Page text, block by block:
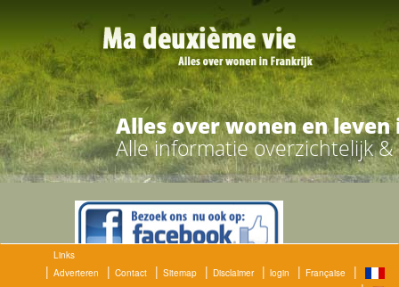
Alles over wonen en
Alle informatie overzichtelijk
Links
Adverteren
Contact Sitemap Disclaimer login Française